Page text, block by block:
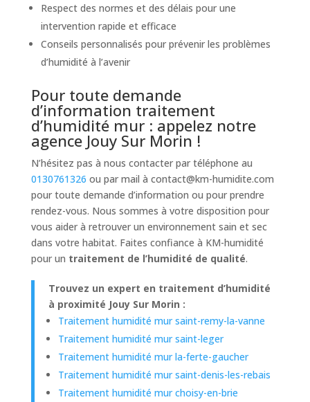
Respect des normes et des délais pour une
intervention rapide et efficace
Conseils personnalisés pour prévenir les problèmes
d’humidité à l’avenir
Pour toute demande
d’information traitement
d’humidité mur : appelez notre
agence Jouy Sur Morin !
N’hésitez pas à nous contacter par téléphone au
0130761326 ou par mail à contact@km-humidite.com
pour toute demande d’information ou pour prendre
rendez-vous. Nous sommes à votre disposition pour
vous aider à retrouver un environnement sain et sec
dans votre habitat. Faites confiance à KM-humidité
pour un traitement de l’humidité de qualité.
Trouvez un expert en traitement d’humidité
à proximité Jouy Sur Morin :
Traitement humidité mur saint-remy-la-vanne
Traitement humidité mur saint-leger
Traitement humidité mur la-ferte-gaucher
Traitement humidité mur saint-denis-les-rebais
Traitement humidité mur choisy-en-brie